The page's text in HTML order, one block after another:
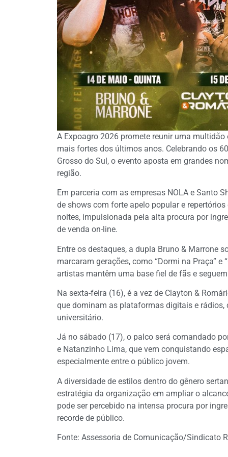
A Expoagro 2026 promete reunir uma
mais fortes dos últimos anos. Celebrando os
Grosso do Sul, o evento aposta em grandes
região.
Em parceria com as empresas NOLA e Santo
de shows com forte apelo popular e
noites, impulsionada pela alta procura por
de venda on-line.
Entre os destaques, a dupla Bruno & Marrone
marcaram gerações, como “Dormi na Praça”
artistas mantêm uma base fiel de fãs e
Na sexta-feira (16), é a vez de Clayton &
que dominam as plataformas digitais e
universitário.
Já no sábado (17), o palco será comandado
e Natanzinho Lima, que vem conquistando
especialmente entre o público jovem.
A diversidade de estilos dentro do gênero
estratégia da organização em ampliar o
pode ser percebido na intensa procura por
recorde de público.
Fonte: Assessoria de Comunicação/Sindicato